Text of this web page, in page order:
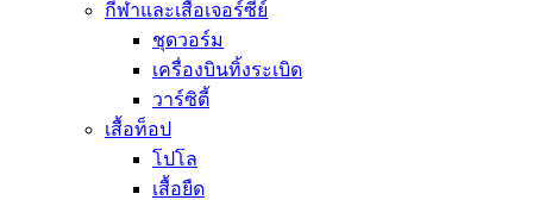
กีฬาและเสื้อเจอร์ซีย์
ชุดวอร์ม
เครื่องบินทิ้งระเบิด
วาร์ซิตี้
เสื้อท็อป
โปโล
เสื้อยืด